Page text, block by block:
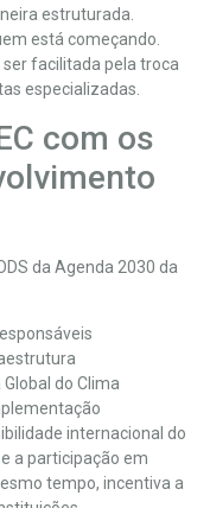
estruturada.
está começando.
ser facilitada pela troca
especializadas.
com os
da Agenda 2030 da
do Clima
internacional do
a participação em
tempo, incentiva a